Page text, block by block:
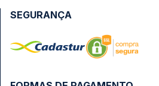
SEGURANÇA